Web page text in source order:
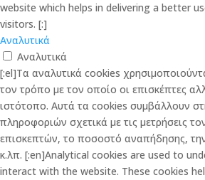
website which helps in delivering a better
visitors. [:]
Αναλυτικά
Αναλυτικά
[:el]Τα αναλυτικά cookies
τον τρόπο με τον οποίο οι επισκέπτες
ιστότοπο. Αυτά τα cookies συμβάλλουν
πληροφοριών σχετικά με τις μετρήσεις
επισκεπτών, το ποσοστό αναπήδησης,
κ.λπ. [:en]Analytical cookies are used to
interact with the website. These cookies